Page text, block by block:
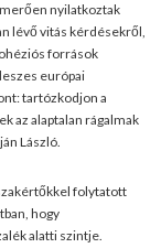
nyilatkoztak
lévő vitás kérdésekről,
források
európai
tartózkodjon a
az alaptalan rágalmak
László.
folytatott
hogy
alatti szintje.